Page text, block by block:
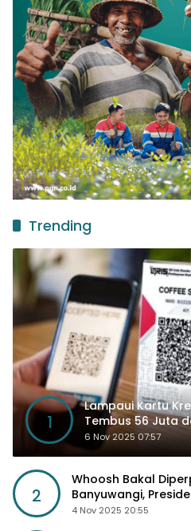
Trending
1
Lampaui Kartu
Tembus 56 Juta
Kancah Global
6 Nov 2025 07:57
2
Whoosh Bakal
Banyuwangi,
Sosial Lebih Besar
4 Nov 2025 20:55